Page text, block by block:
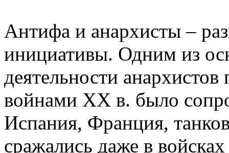
Антифа и анархисты –
инициативы. Одним из
деятельности
войнами XX в. было
Испания, Франция,
сражались даже в